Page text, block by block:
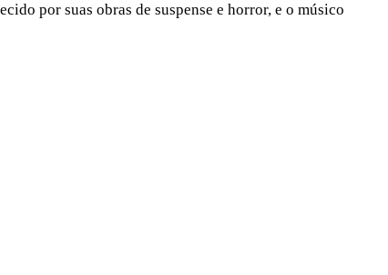
por suas obras de suspense e horror, e o músico